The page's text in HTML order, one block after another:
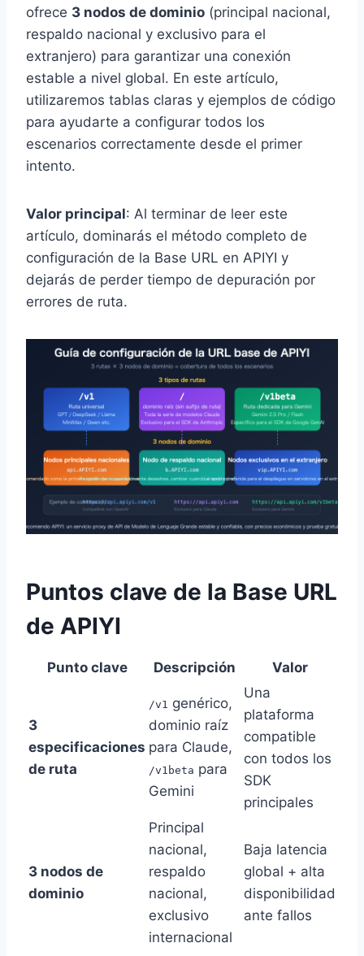
ofrece 3 nodos de dominio (principal nacional,
respaldo nacional y exclusivo para el
extranjero) para garantizar una conexión
estable a nivel global. En este artículo,
utilizaremos tablas claras y ejemplos de código
para ayudarte a configurar todos los
escenarios correctamente desde el primer
intento.
Valor principal: Al terminar de leer este
artículo, dominarás el método completo de
configuración de la Base URL en APIYI y
dejarás de perder tiempo de depuración por
errores de ruta.
Puntos clave de la Base URL
de APIYI
Punto clave Descripción Valor
3
especificaciones
de ruta
/v1 genérico,
dominio raíz
para Claude,
/v1beta para
Gemini
Una
plataforma
compatible
con todos los
SDK
principales
3 nodos de
dominio
Principal
nacional,
respaldo
nacional,
exclusivo
internacional
Baja latencia
global + alta
disponibilidad
ante fallos